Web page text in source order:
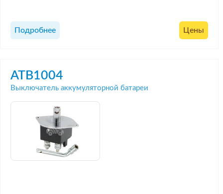
Подробнее Цены
ATB1004
Выключатель аккумуляторной батареи